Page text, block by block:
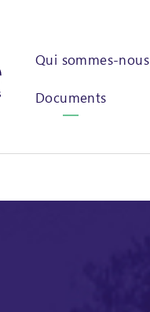
Qui sommes-nous
Documents